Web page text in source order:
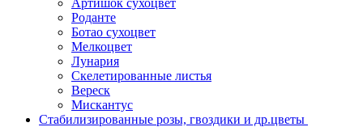
Роданте
Ботао сухоцвет
Мелкоцвет
Лунария
Скелетированные листья
Вереск
Мискантус
Стабилизированные розы, гвоздики и др.цветы